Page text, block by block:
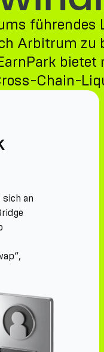
führendes
Arbitrum
Chain-
sich an